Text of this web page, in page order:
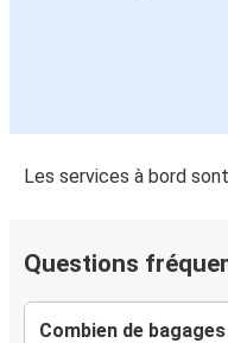
Les services à bord
Questions
Combien de